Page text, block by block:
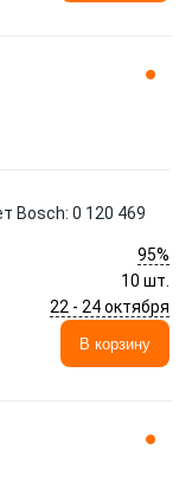
Bosch: 0 120 469
95%
10 шт.
22 - 24 октября
В корзину